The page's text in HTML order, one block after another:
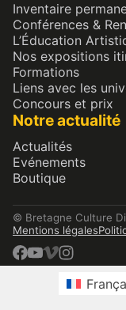
Inventaire
Conférences &
L’Éducation
Nos expositions
Formations
Liens avec les
Concours et prix
Notre actualité
Actualités
Evénements
Boutique
© Bretagne Culture
Mentions légales